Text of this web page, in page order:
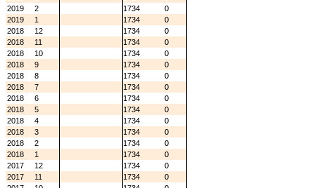
2019
2 1734
0
2019
1 1734
0
2018
12 1734
0
2018
11 1734
0
2018
10 1734
0
2018
9 1734
0
2018
8 1734
0
2018
7 1734
0
2018
6 1734
0
2018
5 1734
0
2018
4 1734
0
2018
3 1734
0
2018
2 1734
0
2018
1 1734
0
2017
12 1734
0
2017
11 1734
0